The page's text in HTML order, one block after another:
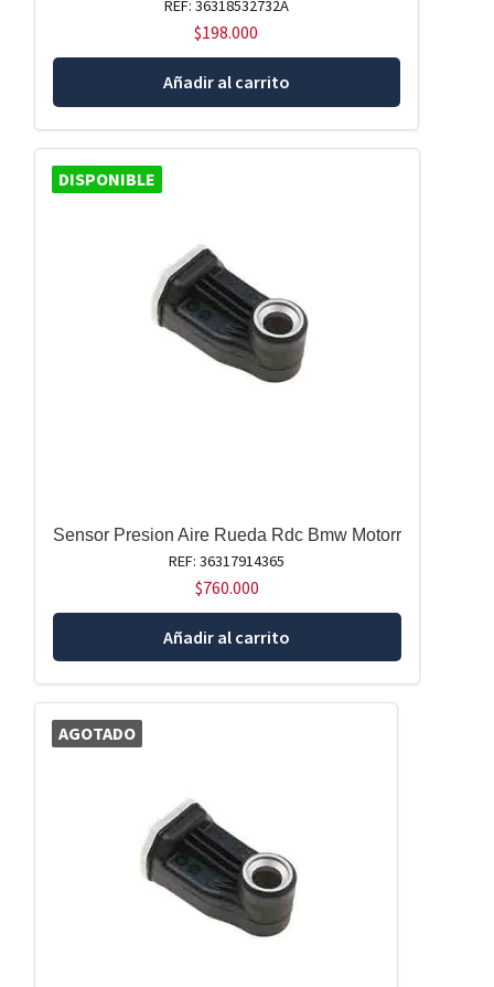
REF: 36318532732A
$198.000
Añadir al carrito
DISPONIBLE
Sensor Presion Aire Rueda Rdc Bmw Motorr
REF: 36317914365
$760.000
Añadir al carrito
AGOTADO